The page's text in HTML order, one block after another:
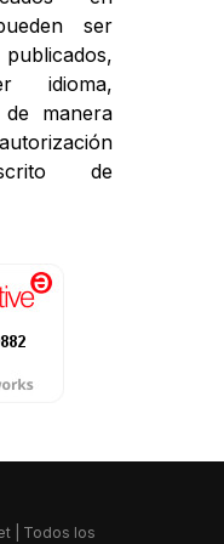
ser
idioma,
manera
de
| Todos los